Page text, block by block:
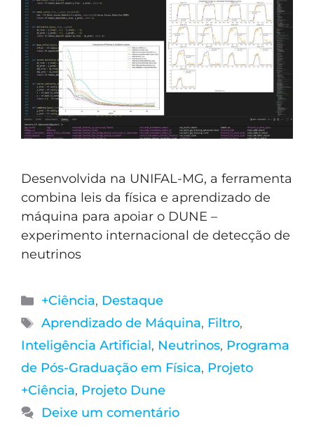
Desenvolvida na UNIFAL-MG, a ferramenta
combina leis da física e aprendizado de
máquina para apoiar o DUNE –
experimento internacional de detecção de
neutrinos
+Ciência, Destaque
Aprendizado de Máquina, Filtro,
Inteligência Artificial, Neutrinos, Programa
de Pós-Graduação em Física, Projeto
+Ciência, Projeto Dune
Deixe um comentário